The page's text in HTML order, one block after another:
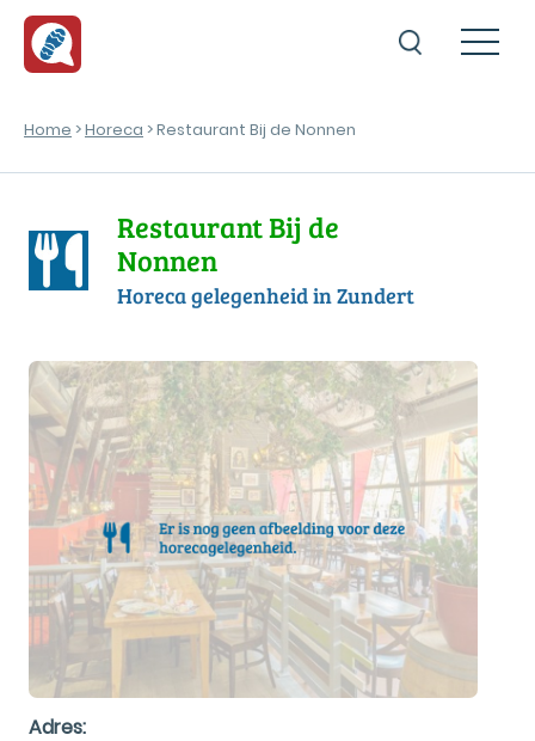
Home >Horeca > Restaurant Bij de Nonnen
Restaurant Bij de
Nonnen
Horeca gelegenheid in Zundert
Adres: